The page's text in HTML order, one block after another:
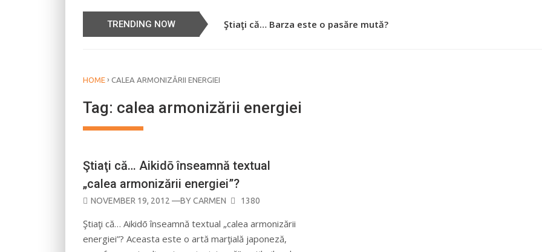
TRENDING NOW Ştiaţi că… Barza este o pasăre mută?
HOME › CALEA ARMONIZĂRII ENERGIEI
Tag: calea armonizării energiei
Ştiaţi că… Aikidō înseamnă textual
„calea armonizării energiei”?
POSTED
NOVEMBER 19, 2012 —BYCARMEN 1380
Ştiaţi că… Aikidō înseamnă textual „calea armonizării
energiei”? Aceasta este o artă marţială japoneză,